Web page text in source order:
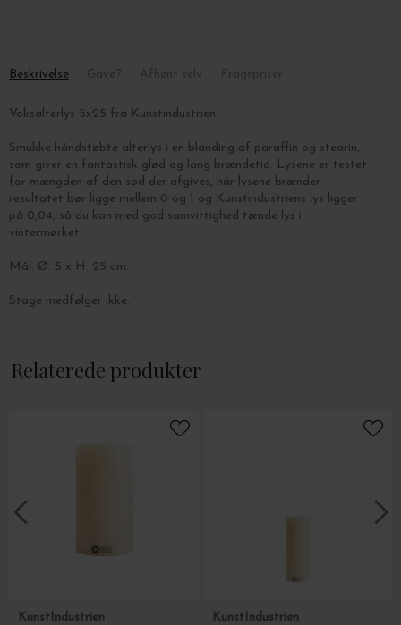
Beskrivelse
Voksalterlys 5x25 fra Kunstindustrien
Smukke håndstøbte alterlys i en blanding af paraffin og stearin,
som giver en fantastisk glød og lang brændetid. Lysene er testet
for mængden af den sod der afgives, når lysene brænder -
resultatet bør ligge mellem 0 og 1 og Kunstindustriens lys ligger
på 0,04, så du kan med god samvittighed tænde lys i
vintermørket.
Mål: Ø: 5 x H: 25 cm.
Stage medfølger ikke.
Relaterede produkter
KunstIndustrien
KunstIndustrien